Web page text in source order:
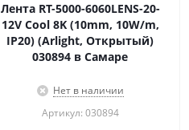
Лента RT-5000-6060LENS-20-
12V Cool 8K (10mm, 10W/m,
IP20) (Arlight, Открытый)
030894 в Самаре
Нет в наличии
Артикул: 030894